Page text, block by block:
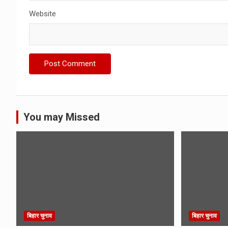
Website
You may Missed
बिहार चुनाव बिहार चुनाव